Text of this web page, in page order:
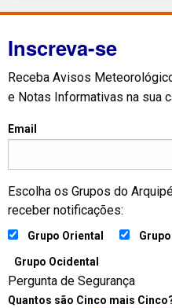
Inscreva-se
Receba Avisos
e Notas Informativas na sua
Email
Escolha os Grupos do
receber notificações:
Grupo Oriental
Grupo Ocidental
Pergunta de Segurança
Quantos são Cinco mais